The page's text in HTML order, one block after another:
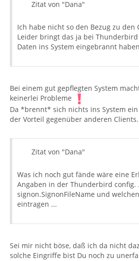
Zitat von "Dana"
Ich habe nicht so den Bezug zu den
Leider bringt das ja bei
Daten ins System eingebrannt haben
Bei einem gut gepflegten System
keinerlei Probleme
Da *brennt* sich nichts ins System
der Vorteil gegenüber anderen Clients.
Zitat von "Dana"
Was ich noch gut fände wäre eine
Angaben in der Thunderbird config.
signon.SignonFileName und
eintragen ...
Sei mir nicht böse, daß ich da nicht
solche Eingriffe bist Du noch zu